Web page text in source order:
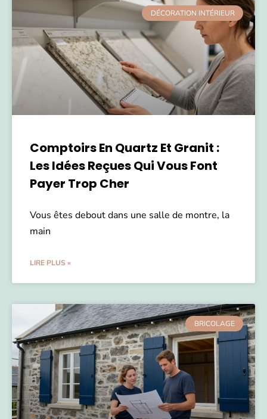
DÉCORATION INTÉRIEUR
Comptoirs En Quartz Et Granit :
Les Idées Reçues Qui Vous Font
Payer Trop Cher
Vous êtes debout dans une salle de montre, la
main
LIRE PLUS »
BRICOLAGE